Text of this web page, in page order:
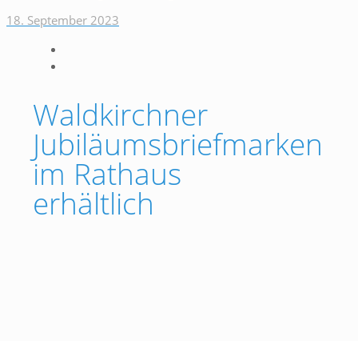
18. September 2023
Waldkirchner
Jubiläumsbriefmarken
im Rathaus
erhältlich